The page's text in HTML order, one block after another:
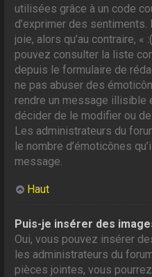
utilisées grâce à un code
d’exprimer des sentiments.
joie, alors qu’au contraire,
pouvez consulter la liste
depuis le formulaire de
ne pas abuser des
rendre un message illisible
décider de le modifier ou
Les administrateurs du
le nombre d’émoticônes
message.
Haut
Puis-je insérer des
Oui, vous pouvez insérer
les administrateurs du
pièces jointes, vous